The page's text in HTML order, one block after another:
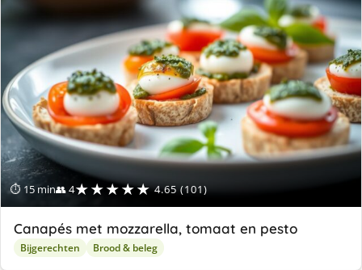
⏱ 15 min👥 4★★★★★ 4.65 (101)
Canapés met mozzarella, tomaat en pesto
Bijgerechten Brood & beleg